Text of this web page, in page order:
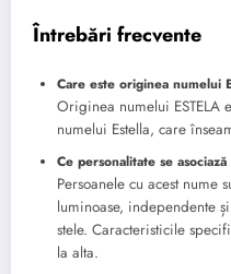
Întrebări frecvente
Care este originea numelui
Originea numelui ESTELA
numelui Estella, care
Ce personalitate se
Persoanele cu acest nume
luminoase, independente
stele. Caracteristicile
la alta.